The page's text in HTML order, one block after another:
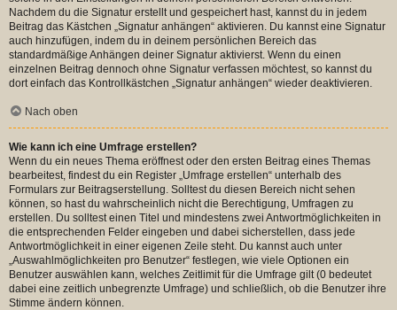
Nachdem du die Signatur erstellt und gespeichert hast, kannst du in jedem
Beitrag das Kästchen „Signatur anhängen“ aktivieren. Du kannst eine Signatur
auch hinzufügen, indem du in deinem persönlichen Bereich das
standardmäßige Anhängen deiner Signatur aktivierst. Wenn du einen
einzelnen Beitrag dennoch ohne Signatur verfassen möchtest, so kannst du
dort einfach das Kontrollkästchen „Signatur anhängen“ wieder deaktivieren.
Nach oben
Wie kann ich eine Umfrage erstellen?
Wenn du ein neues Thema eröffnest oder den ersten Beitrag eines Themas
bearbeitest, findest du ein Register „Umfrage erstellen“ unterhalb des
Formulars zur Beitragserstellung. Solltest du diesen Bereich nicht sehen
können, so hast du wahrscheinlich nicht die Berechtigung, Umfragen zu
erstellen. Du solltest einen Titel und mindestens zwei Antwortmöglichkeiten in
die entsprechenden Felder eingeben und dabei sicherstellen, dass jede
Antwortmöglichkeit in einer eigenen Zeile steht. Du kannst auch unter
„Auswahlmöglichkeiten pro Benutzer“ festlegen, wie viele Optionen ein
Benutzer auswählen kann, welches Zeitlimit für die Umfrage gilt (0 bedeutet
dabei eine zeitlich unbegrenzte Umfrage) und schließlich, ob die Benutzer ihre
Stimme ändern können.